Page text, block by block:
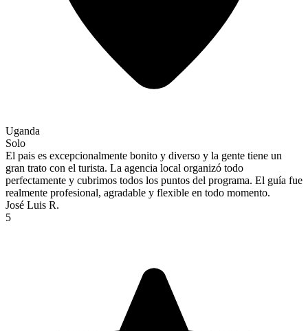
Uganda
Solo
El pais es excepcionalmente bonito y diverso y la gente tiene un
gran trato con el turista. La agencia local organizó todo
perfectamente y cubrimos todos los puntos del programa. El guía fue
realmente profesional, agradable y flexible en todo momento.
José Luis R.
5